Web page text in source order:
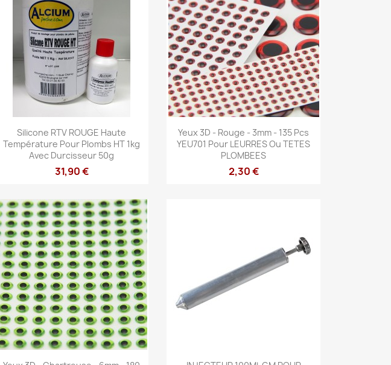
Aperçu rapide
Silicone RTV ROUGE Haute
Température Pour Plombs HT 1kg
Avec Durcisseur 50g
31,90 €
Aperçu rapide
Yeux 3D - Rouge - 3mm - 135 Pcs
YEU701 Pour LEURRES Ou TETES
PLOMBEES
2,30 €